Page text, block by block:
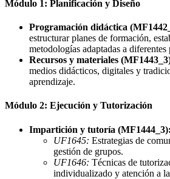
Módulo 1: Planificación y Diseño
Programación didáctica
estructurar planes de formación,
metodologías adaptadas a
Recursos y materiales
medios didácticos, digitales y
aprendizaje.
Módulo 2: Ejecución y Tutorización
Impartición y tutoría (MF1444_3):
UF1645: Estrategias de
gestión de grupos.
UF1646: Técnicas de
individualizado y atención a